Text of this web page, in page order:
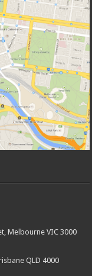
Melbourne VIC 3000
QLD 4000